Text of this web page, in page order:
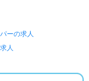
働きたい』等の方も
ルタントよりご案内
社員/パート求人探
じてお問い合わせ/ご
ーの求人
人